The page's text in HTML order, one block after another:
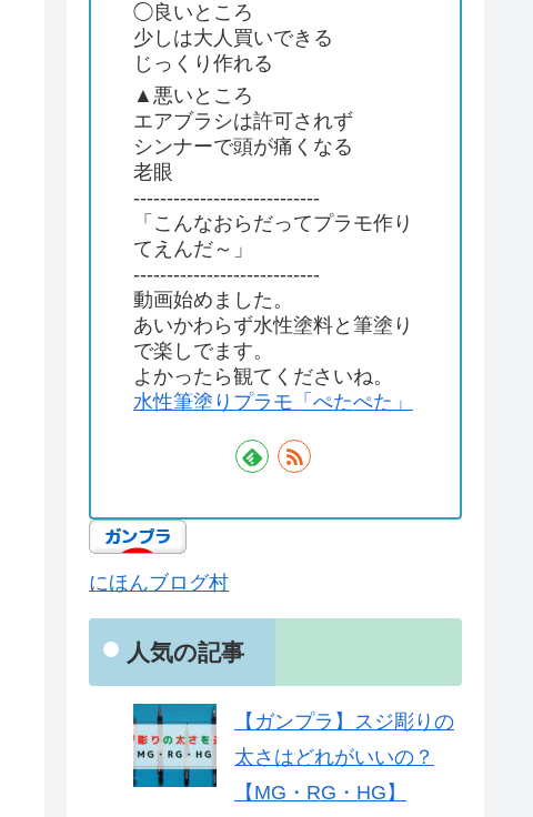
◯良いところ
少しは大人買いできる
じっくり作れる
▲悪いところ
エアブラシは許可されず
シンナーで頭が痛くなる
老眼
----------------------------
「こんなおらだってプラモ作り
てえんだ～」
----------------------------
動画始めました。
あいかわらず水性塗料と筆塗り
で楽しでます。
よかったら観てくださいね。
水性筆塗りプラモ「ぺたぺた」
にほんブログ村
人気の記事
【ガンプラ】スジ彫りの
太さはどれがいいの？
【MG・RG・HG】